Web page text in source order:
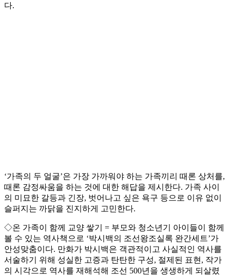
다.
‘가족의 두 얼굴’은 가장 가까워야 하는 가족끼리 때론 상처를,
때론 감정싸움을 하는 것에 대한 해답을 제시한다. 가족 사이
의 미묘한 갈등과 긴장, 벗어나고 싶은 욕구 등으로 이유 없이
슬퍼지는 까닭을 진지하게 고민한다.
◇온 가족이 함께 교양 쌓기 = 부모와 청소년기 아이들이 함께
볼 수 있는 역사책으로 ‘박시백의 조선왕조실록 완간세트’가
안성맞춤이다. 만화가 박시백은 객관적이고 사실적인 역사를
서술하기 위해 성실한 고증과 탄탄한 구성, 절제된 표현, 작가
의 시각으로 역사를 재해석해 조선 500년을 생생하게 되살렸